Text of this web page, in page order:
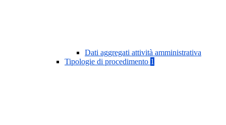
Dati aggregati attività amministrativa
Tipologie di procedimento 1